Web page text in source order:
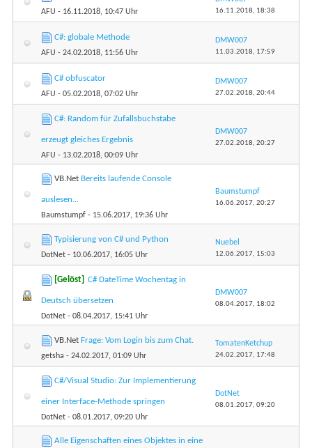
AFU - 16.11.2018, 10:47 Uhr 16.11.2018, 18:38
C#: globale Methode
AFU - 24.02.2018, 11:56 Uhr
DMW007
11.03.2018, 17:59
C# obfuscator
AFU - 05.02.2018, 07:02 Uhr
DMW007
27.02.2018, 20:44
C#: Random für Zufallsbuchstabe
erzeugt gleiches Ergebnis
AFU - 13.02.2018, 00:09 Uhr
DMW007
27.02.2018, 20:27
VB.Net Bereits laufende Console
auslesen...
Baumstumpf - 15.06.2017, 19:36 Uhr
Baumstumpf
16.06.2017, 20:27
Typisierung von C# und Python
DotNet - 10.06.2017, 16:05 Uhr
Nuebel
12.06.2017, 15:03
[Gelöst] C# DateTime Wochentag in
Deutsch übersetzen
DotNet - 08.04.2017, 15:41 Uhr
DMW007
08.04.2017, 18:02
VB.Net Frage: Vom Login bis zum Chat.
getsha - 24.02.2017, 01:09 Uhr
TomatenKetchup
24.02.2017, 17:48
C#/Visual Studio: Zur Implementierung
einer Interface-Methode springen
DotNet - 08.01.2017, 09:20 Uhr
DotNet
08.01.2017, 09:20
Alle Eigenschaften eines Objektes in eine